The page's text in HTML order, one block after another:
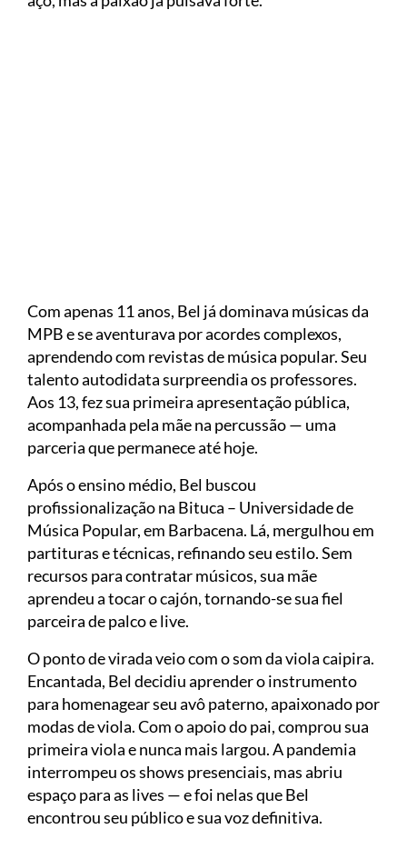
Com apenas 11 anos, Bel já dominava músicas da
MPB e se aventurava por acordes complexos,
aprendendo com revistas de música popular. Seu
talento autodidata surpreendia os professores.
Aos 13, fez sua primeira apresentação pública,
acompanhada pela mãe na percussão — uma
parceria que permanece até hoje.
Após o ensino médio, Bel buscou
profissionalização na Bituca – Universidade de
Música Popular, em Barbacena. Lá, mergulhou em
partituras e técnicas, refinando seu estilo. Sem
recursos para contratar músicos, sua mãe
aprendeu a tocar o cajón, tornando-se sua fiel
parceira de palco e live.
O ponto de virada veio com o som da viola caipira.
Encantada, Bel decidiu aprender o instrumento
para homenagear seu avô paterno, apaixonado por
modas de viola. Com o apoio do pai, comprou sua
primeira viola e nunca mais largou. A pandemia
interrompeu os shows presenciais, mas abriu
espaço para as lives — e foi nelas que Bel
encontrou seu público e sua voz definitiva.